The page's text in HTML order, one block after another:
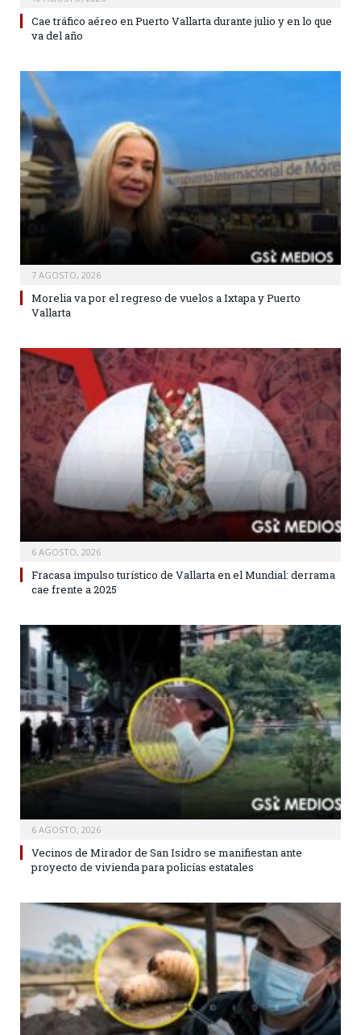
Cae tráfico aéreo en Puerto Vallarta durante julio y en lo que
va del año
7 AGOSTO, 2026
Morelia va por el regreso de vuelos a Ixtapa y Puerto
Vallarta
6 AGOSTO, 2026
Fracasa impulso turístico de Vallarta en el Mundial: derrama
cae frente a 2025
6 AGOSTO, 2026
Vecinos de Mirador de San Isidro se manifiestan ante
proyecto de vivienda para policías estatales